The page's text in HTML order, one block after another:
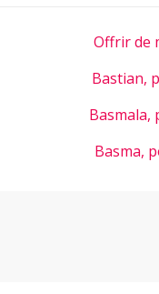
Offrir de
Bastian,
Basmala,
Basma,